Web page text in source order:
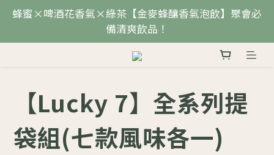
蜂蜜×啤酒花香氣×綠茶【金麥蜂釀香氣泡飲】聚會必
備清爽飲品！
【Lucky 7】全系列提
袋組(七款風味各一)